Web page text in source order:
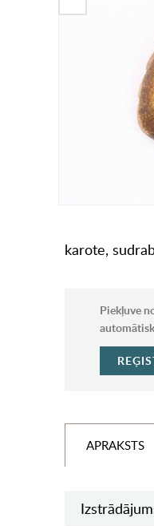
karote,
Piekļuve
APRAKSTS